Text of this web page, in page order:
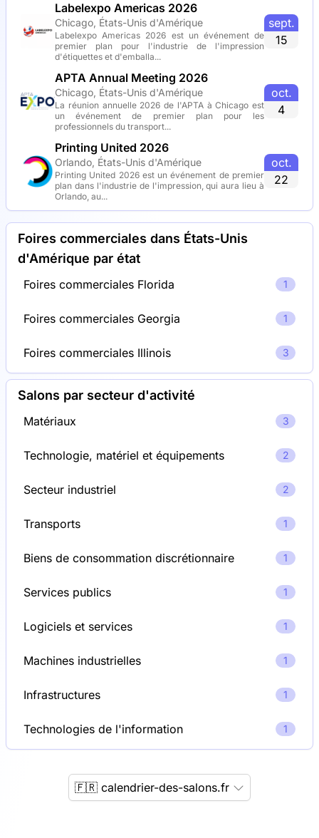
Labelexpo Americas 2026
Chicago, États-Unis d'Amérique
Labelexpo Americas 2026 est un événement de
premier plan pour l'industrie de l'impression
d'étiquettes et d'emballa...
sept.
15
APTA Annual Meeting 2026
Chicago, États-Unis d'Amérique
La réunion annuelle 2026 de l'APTA à Chicago est
un événement de premier plan pour les
professionnels du transport...
oct.
4
Printing United 2026
Orlando, États-Unis d'Amérique
Printing United 2026 est un événement de premier
plan dans l'industrie de l'impression, qui aura lieu à
Orlando, au...
oct.
22
Foires commerciales dans États-Unis
d'Amérique par état
Foires commerciales Florida 1
Foires commerciales Georgia 1
Foires commerciales Illinois 3
Salons par secteur d'activité
Matériaux 3
Technologie, matériel et équipements 2
Secteur industriel 2
Transports 1
Biens de consommation discrétionnaire 1
Services publics 1
Logiciels et services 1
Machines industrielles 1
Infrastructures 1
Technologies de l'information 1
🇫🇷 calendrier-des-salons.fr